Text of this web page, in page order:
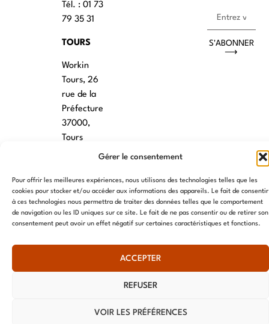
Gérer le consentement
Pour offrir les meilleures expériences, nous utilisons des technologies telles que les
cookies pour stocker et/ou accéder aux informations des appareils. Le fait de consentir
à ces technologies nous permettra de traiter des données telles que le comportement
de navigation ou les ID uniques sur ce site. Le fait de ne pas consentir ou de retirer son
consentement peut avoir un effet négatif sur certaines caractéristiques et fonctions.
ACCEPTER
REFUSER
VOIR LES PRÉFÉRENCES
Tél. : 01 73
79 35 31
TOURS
Workin
Tours, 26
rue de la
Préfecture
37000,
Tours
VANNES
39 RUE du
Douët Neuf
56270
Ploemeur
13 RUE
S'ABONNER
⟶